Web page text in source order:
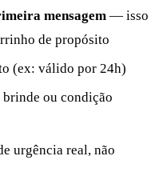
mensagem — isso
de propósito
(ex: válido por 24h)
brinde ou condição
urgência real, não